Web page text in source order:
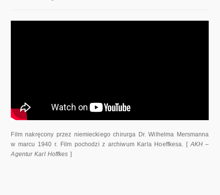
Film nakręcony przez niemieckiego chirurga Dr. Wilhelma Mersmanna
w marcu 1940 r. Film pochodzi z archiwum Karla Hoeffkesa. [AKH –
Agentur Karl Hoffkes ]